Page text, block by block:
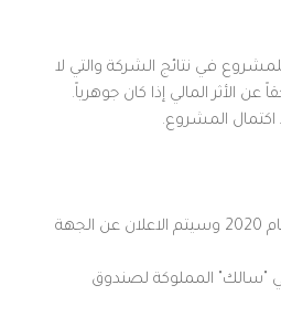
في نتائج الشركة والتي لا
الأثر المالي إذا كان جوهرياً.
اكتمال المشروع.
سيتم تعيين الجهة المنفذة في النصف الثاني من عام 2020 وسيتم الاعلان عن الجهة
"سالك" المملوكة لصندوق